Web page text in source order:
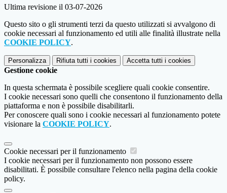
Ultima revisione il 03-07-2026
Questo sito o gli strumenti terzi da questo utilizzati si avvalgono di
cookie necessari al funzionamento ed utili alle finalità illustrate nella
COOKIE POLICY.
Personalizza Rifiuta tutti i cookies Accetta tutti i cookies
Gestione cookie
In questa schermata è possibile scegliere quali cookie consentire.
I cookie necessari sono quelli che consentono il funzionamento della
piattaforma e non è possibile disabilitarli.
Per conoscere quali sono i cookie necessari al funzionamento potete
visionare la COOKIE POLICY.
Cookie necessari per il funzionamento
I cookie necessari per il funzionamento non possono essere
disabilitati. È possibile consultare l'elenco nella pagina della cookie
policy.